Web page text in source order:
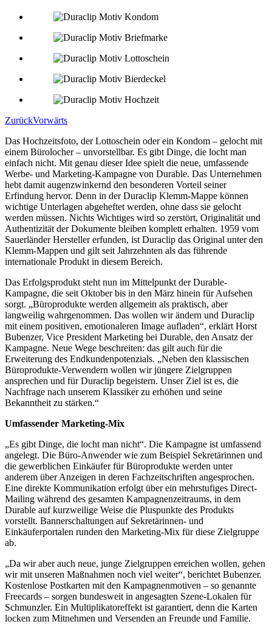
ZurückVorwärts
Das Hochzeitsfoto, der Lottoschein oder ein Kondom – gelocht mit
einem Bürolocher – unvorstellbar. Es gibt Dinge, die locht man
einfach nicht. Mit genau dieser Idee spielt die neue, umfassende
Werbe- und Marketing-Kampagne von Durable. Das Unternehmen
hebt damit augenzwinkernd den besonderen Vorteil seiner
Erfindung hervor. Denn in der Duraclip Klemm-Mappe können
wichtige Unterlagen abgeheftet werden, ohne dass sie gelocht
werden müssen. Nichts Wichtiges wird so zerstört, Originalität und
Authentizität der Dokumente bleiben komplett erhalten. 1959 vom
Sauerländer Hersteller erfunden, ist Duraclip das Original unter den
Klemm-Mappen und gilt seit Jahrzehnten als das führende
internationale Produkt in diesem Bereich.
Das Erfolgsprodukt steht nun im Mittelpunkt der Durable-
Kampagne, die seit Oktober bis in den März hinein für Aufsehen
sorgt. „Büroprodukte werden allgemein als praktisch, aber
langweilig wahrgenommen. Das wollen wir ändern und Duraclip
mit einem positiven, emotionaleren Image aufladen“, erklärt Horst
Bubenzer, Vice President Marketing bei Durable, den Ansatz der
Kampagne. Neue Wege beschreiten: das gilt auch für die
Erweiterung des Endkundenpotenzials. „Neben den klassischen
Büroprodukte-Verwendern wollen wir jüngere Zielgruppen
ansprechen und für Duraclip begeistern. Unser Ziel ist es, die
Nachfrage nach unserem Klassiker zu erhöhen und seine
Bekanntheit zu stärken.“
Umfassender Marketing-Mix
„Es gibt Dinge, die locht man nicht“. Die Kampagne ist umfassend
angelegt. Die Büro-Anwender wie zum Beispiel Sekretärinnen und
die gewerblichen Einkäufer für Büroprodukte werden unter
anderem über Anzeigen in deren Fachzeitschriften angesprochen.
Eine direkte Kommunikation erfolgt über ein mehrstufiges Direct-
Mailing während des gesamten Kampagnenzeitraums, in dem
Durable auf kurzweilige Weise die Pluspunkte des Produkts
vorstellt. Bannerschaltungen auf Sekretärinnen- und
Einkäuferportalen runden den Marketing-Mix für diese Zielgruppe
ab.
„Da wir aber auch neue, junge Zielgruppen erreichen wollen, gehen
wir mit unseren Maßnahmen noch viel weiter“, berichtet Bubenzer.
Kostenlose Postkarten mit den Kampagnenmotiven – so genannte
Freecards – sorgen bundesweit in angesagten Szene-Lokalen für
Schmunzler. Ein Multiplikatoreffekt ist garantiert, denn die Karten
locken zum Mitnehmen und Versenden an Freunde und Familie.